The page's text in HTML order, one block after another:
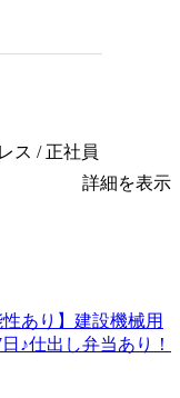
ス / 正社員
詳細を表示